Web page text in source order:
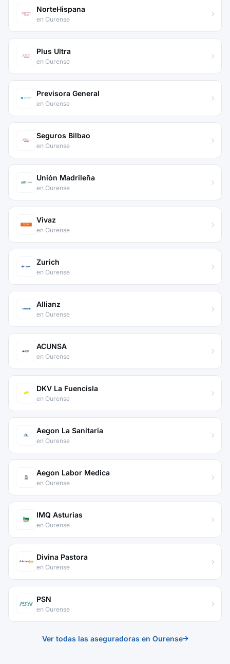
NorteHispana
en Ourense
Plus Ultra
en Ourense
Previsora General
en Ourense
Seguros Bilbao
en Ourense
Unión Madrileña
en Ourense
Vivaz
en Ourense
Zurich
en Ourense
Allianz
en Ourense
ACUNSA
en Ourense
DKV La Fuencisla
en Ourense
Aegon La Sanitaria
en Ourense
Aegon Labor Medica
en Ourense
IMQ Asturias
en Ourense
Divina Pastora
en Ourense
PSN
en Ourense
Ver todas las aseguradoras en Ourense